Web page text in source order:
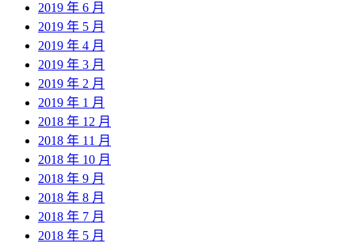
2019 年 6 月
2019 年 5 月
2019 年 4 月
2019 年 3 月
2019 年 2 月
2019 年 1 月
2018 年 12 月
2018 年 11 月
2018 年 10 月
2018 年 9 月
2018 年 8 月
2018 年 7 月
2018 年 5 月